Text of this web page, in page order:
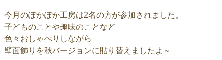
今月のぽかぽか工房は2名の方が参加されました。
子どものことや趣味のことなど
色々おしゃべりしながら
壁面飾りを秋バージョンに貼り替えましたよ～